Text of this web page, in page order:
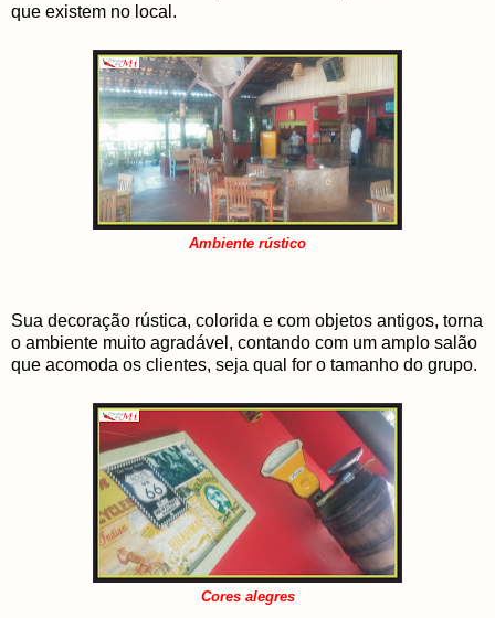
que existem no local.
Ambiente rústico
Sua decoração rústica, colorida e com objetos antigos, torna
o ambiente muito agradável, contando com um amplo salão
que acomoda os clientes, seja qual for o tamanho do grupo.
Cores alegres